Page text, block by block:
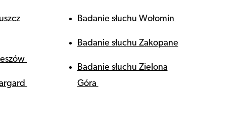
Badanie słuchu Wołomin
Badanie słuchu Zakopane
Badanie słuchu Zielona
Góra